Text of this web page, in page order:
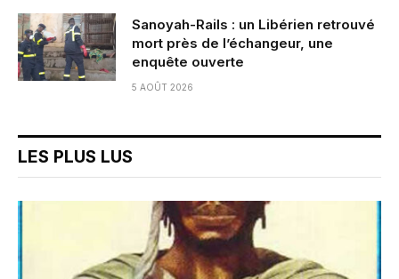
Sanoyah-Rails : un Libérien retrouvé
mort près de l’échangeur, une
enquête ouverte
5 AOÛT 2026
LES PLUS LUS